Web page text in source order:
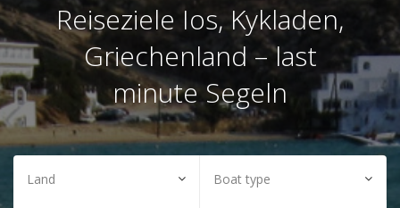
Reiseziele Ios, Kykladen,
Griechenland – last
minute Segeln